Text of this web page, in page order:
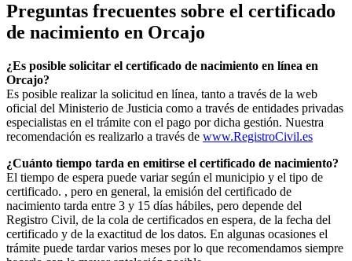
Preguntas frecuentes sobre el certificado
de nacimiento en Orcajo
¿Es posible solicitar el certificado de nacimiento en línea en
Orcajo?
Es posible realizar la solicitud en línea, tanto a través de la web
oficial del Ministerio de Justicia como a través de entidades privadas
especialistas en el trámite con el pago por dicha gestión. Nuestra
recomendación es realizarlo a través de www.RegistroCivil.es
¿Cuánto tiempo tarda en emitirse el certificado de nacimiento?
El tiempo de espera puede variar según el municipio y el tipo de
certificado. , pero en general, la emisión del certificado de
nacimiento tarda entre 3 y 15 días hábiles, pero depende del
Registro Civil, de la cola de certificados en espera, de la fecha del
certificado y de la exactitud de los datos. En algunas ocasiones el
trámite puede tardar varios meses por lo que recomendamos siempre